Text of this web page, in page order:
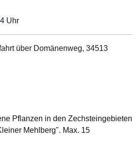
Uhr
über Domänenweg, 34513
Pflanzen in den Zechsteingebieten
Mehlberg". Max. 15